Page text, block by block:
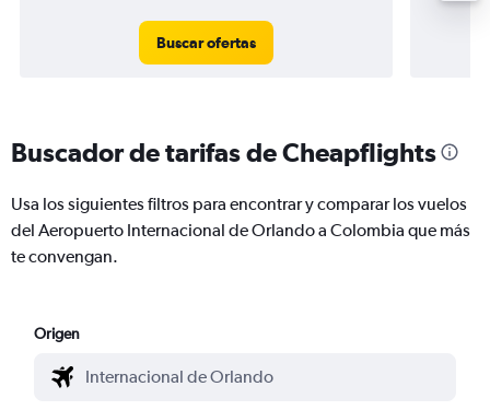
Buscar ofertas
Buscador de tarifas de Cheapflights
Usa los siguientes filtros para encontrar y comparar los vuelos
del Aeropuerto Internacional de Orlando a Colombia que más
te convengan.
Origen